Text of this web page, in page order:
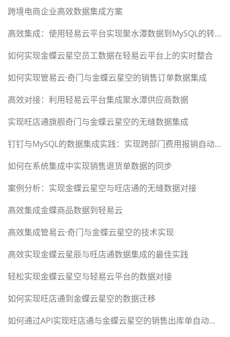
跨境电商企业高效数据集成方案
高效集成：使用轻易云平台实现聚水潭数据到MySQL的转换
如何实现金蝶云星空员工数据在轻易云平台上的实时整合
如何实现管易云·奇门与金蝶云星空的销售订单数据集成
高效对接：利用轻易云平台集成聚水潭供应商数据
实现旺店通旗舰奇门与金蝶云星空的无缝数据集成
钉钉与MySQL的数据集成实践：实现跨部门费用报销自动化
如何在系统集成中实现销售退货单数据的同步
案例分析：实现金蝶云星空与旺店通的无缝数据对接
高效集成金蝶商品数据到轻易云
高效集成管易云·奇门与金蝶云星空的技术实现
高效实现金蝶云星辰与旺店通数据集成的最佳实践
轻松实现金蝶云星空与轻易云平台的数据对接
如何实现旺店通到金蝶云星空的数据迁移
如何通过API实现旺店通与金蝶云星空的销售出库单自动化集成